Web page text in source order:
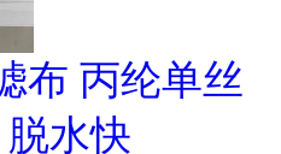
布 丙纶单丝
水快